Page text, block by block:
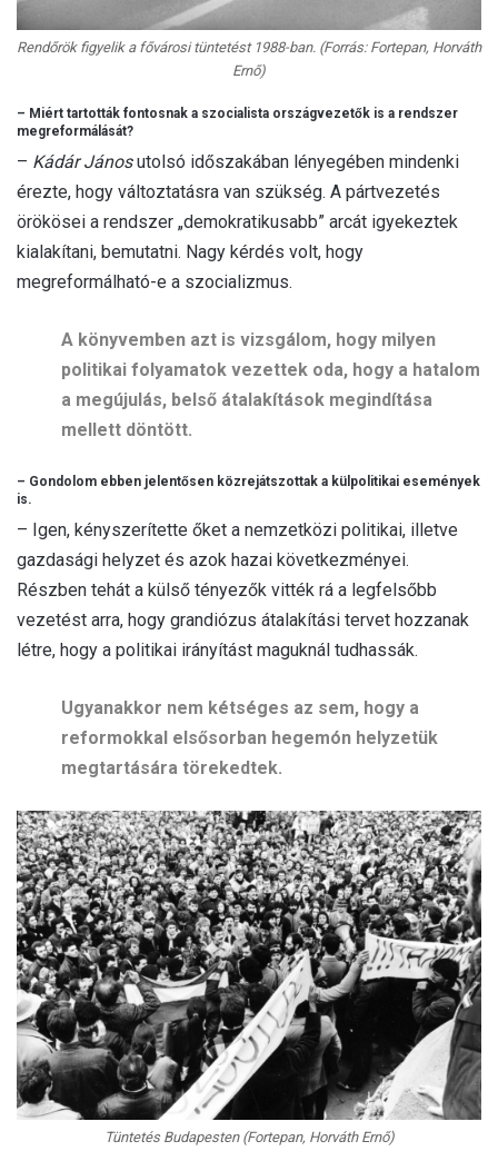
Rendőrök figyelik a fővárosi tüntetést 1988-ban. (Forrás: Fortepan, Horváth
Ernő)
– Miért tartották fontosnak a szocialista országvezetők is a rendszer
megreformálását?
– Kádár Jánosutolsó időszakában lényegében mindenki
érezte, hogy változtatásra van szükség. A pártvezetés
örökösei a rendszer „demokratikusabb” arcát igyekeztek
kialakítani, bemutatni. Nagy kérdés volt, hogy
megreformálható-e a szocializmus.
A könyvemben azt is vizsgálom, hogy milyen
politikai folyamatok vezettek oda, hogy a hatalom
a megújulás, belső átalakítások megindítása
mellett döntött.
– Gondolom ebben jelentősen közrejátszottak a külpolitikai események
is.
– Igen, kényszerítette őket a nemzetközi politikai, illetve
gazdasági helyzet és azok hazai következményei.
Részben tehát a külső tényezők vitték rá a legfelsőbb
vezetést arra, hogy grandiózus átalakítási tervet hozzanak
létre, hogy a politikai irányítást maguknál tudhassák.
Ugyanakkor nem kétséges az sem, hogy a
reformokkal elsősorban hegemón helyzetük
megtartására törekedtek.
Tüntetés Budapesten (Fortepan, Horváth Ernő)